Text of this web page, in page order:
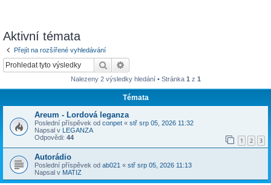
Aktivní témata
Přejít na rozšířené vyhledávání
Hledat
Nalezeny 2 výsledky hledání • Stránka 1 z 1
Témata
Areum - Lordová leganza
Poslední příspěvek od conpet « stř srp 05, 2026 11:32
Napsal v LEGANZA
Odpovědi: 44 1 2 3
Autorádio
Poslední příspěvek od ab021 « stř srp 05, 2026 11:13
Napsal v MATIZ